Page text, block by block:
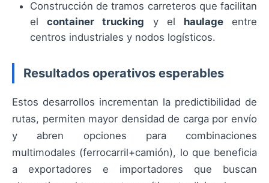
Construcción de tramos carreteros que facilitan
elcontainer trucking y el haulageentre
centros industriales y nodos logísticos.
Resultados operativos esperables
Estos desarrollos incrementan la predictibilidad de
rutas, permiten mayor densidad de carga por envío
y abren opciones para combinaciones
multimodales (ferrocarril+camión), lo que beneficia
a exportadores e importadores que buscan